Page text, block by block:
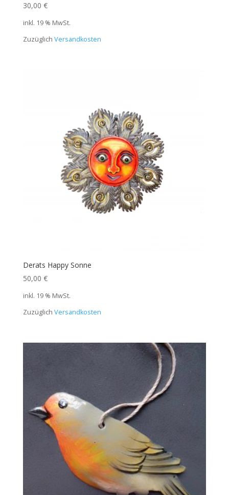
30,00 €
inkl. 19 % MwSt.
Zuzüglich Versandkosten
Derats Happy Sonne
50,00 €
inkl. 19 % MwSt.
Zuzüglich Versandkosten